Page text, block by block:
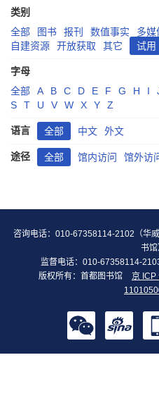
类别
全部
图书 报刊 数值事实 多媒
自建资源
开放获取 其它 试用
字母
全部
A B C D E F G H I
S
T U V W X Y Z
语言 全部 中文 外文
途径 全部 馆内访问 馆外访
咨询电话：010-67358114-2102（华
书馆
监督电话：010-67358114-
版权所有：首都图书馆
京 ICP